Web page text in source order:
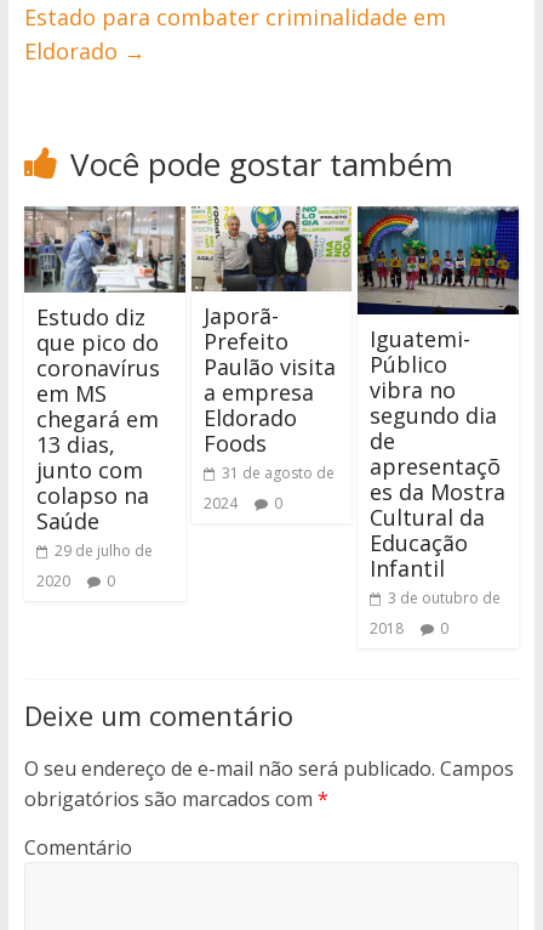
Estado para combater criminalidade em
Eldorado →
Você pode gostar também
Estudo diz
que pico do
coronavírus
em MS
chegará em
13 dias,
junto com
colapso na
Saúde
29 de julho de
2020
0
Japorã-
Prefeito
Paulão visita
a empresa
Eldorado
Foods
31 de agosto de
2024
0
Iguatemi-
Público
vibra no
segundo dia
de
apresentaçõ
es da Mostra
Cultural da
Educação
Infantil
3 de outubro de
2018
0
Deixe um comentário
O seu endereço de e-mail não será publicado. Campos
obrigatórios são marcados com *
Comentário